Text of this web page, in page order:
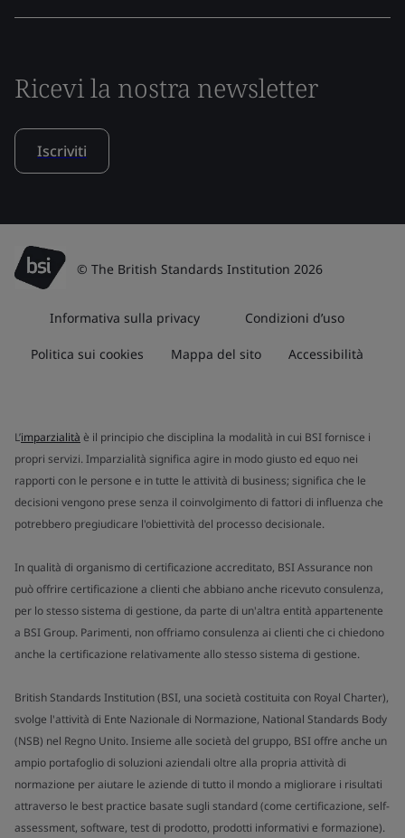
Ricevi la nostra newsletter
Iscriviti
© The British Standards Institution 2026
Informativa sulla privacy Condizioni d’uso
Politica sui cookies Mappa del sito Accessibilità
L’imparzialità è il principio che disciplina la modalità in cui BSI fornisce i
propri servizi. Imparzialità significa agire in modo giusto ed equo nei
rapporti con le persone e in tutte le attività di business; significa che le
decisioni vengono prese senza il coinvolgimento di fattori di influenza che
potrebbero pregiudicare l'obiettività del processo decisionale.
In qualità di organismo di certificazione accreditato, BSI Assurance non
può offrire certificazione a clienti che abbiano anche ricevuto consulenza,
per lo stesso sistema di gestione, da parte di un'altra entità appartenente
a BSI Group. Parimenti, non offriamo consulenza ai clienti che ci chiedono
anche la certificazione relativamente allo stesso sistema di gestione.
British Standards Institution (BSI, una società costituita con Royal Charter),
svolge l'attività di Ente Nazionale di Normazione, National Standards Body
(NSB) nel Regno Unito. Insieme alle società del gruppo, BSI offre anche un
ampio portafoglio di soluzioni aziendali oltre alla propria attività di
normazione per aiutare le aziende di tutto il mondo a migliorare i risultati
attraverso le best practice basate sugli standard (come certificazione, self-
assessment, software, test di prodotto, prodotti informativi e formazione).